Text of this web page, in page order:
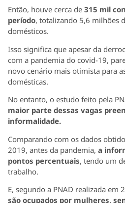
Então, houve cerca de 315 mil
período, totalizando 5,6 milhões
domésticos.
Isso significa que apesar da
com a pandemia do covid-19,
novo cenário mais otimista para
domésticas.
No entanto, o estudo feito pela
maior parte dessas vagas
informalidade.
Comparando com os dados
2019, antes da pandemia, a
pontos percentuais, tendo um
trabalho.
E, segundo a PNAD realizada em
são ocupados por mulheres,